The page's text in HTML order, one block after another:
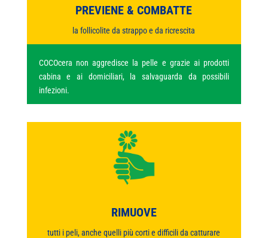
PREVIENE & COMBATTE
la follicolite da strappo e da ricrescita
COCOcera non aggredisce la pelle e grazie ai prodotti
cabina e ai domiciliari, la salvaguarda da possibili
infezioni.
RIMUOVE
tutti i peli, anche quelli più corti e difficili da catturare